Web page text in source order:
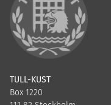
TULL-KUST
Box 1220